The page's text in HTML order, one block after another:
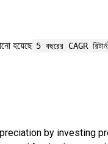
হয়েছে 5 বছরের CAGR রিটার্ন
by investing